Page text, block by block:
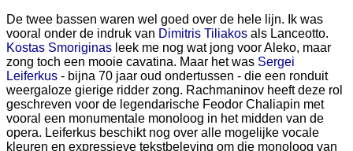
De twee bassen waren wel goed over de hele lijn. Ik was
vooral onder de indruk van Dimitris Tiliakos als Lanceotto.
Kostas Smoriginas leek me nog wat jong voor Aleko, maar
zong toch een mooie cavatina. Maar het was Sergei
Leiferkus - bijna 70 jaar oud ondertussen - die een ronduit
weergaloze gierige ridder zong. Rachmaninov heeft deze rol
geschreven voor de legendarische Feodor Chaliapin met
vooral een monumentale monoloog in het midden van de
opera. Leiferkus beschikt nog over alle mogelijke vocale
kleuren en expressieve tekstbeleving om die monoloog van